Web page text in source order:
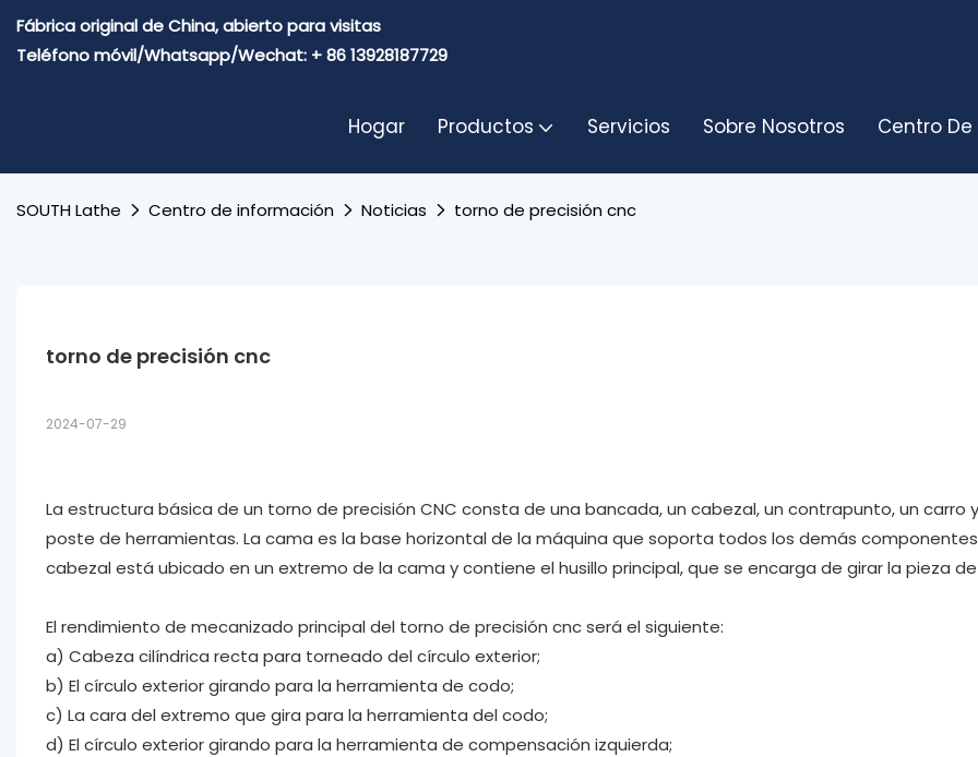
Fábrica original de China, abierto para visitas
Teléfono móvil/Whatsapp/Wechat: + 86 13928187729
Hogar Productos Servicios Sobre Nosotros Centro
SOUTH Lathe Centro de información Noticias torno de precisión cnc
torno de precisión cnc
2024-07-29
La estructura básica de un torno de precisión CNC consta de una bancada, un cabezal, un contrapunto, un carro
poste de herramientas. La cama es la base horizontal de la máquina que soporta todos los demás
cabezal está ubicado en un extremo de la cama y contiene el husillo principal, que se encarga de girar la pieza
El rendimiento de mecanizado principal del torno de precisión cnc será el siguiente:
a) Cabeza cilíndrica recta para torneado del círculo exterior;
b) El círculo exterior girando para la herramienta de codo;
c) La cara del extremo que gira para la herramienta del codo;
d) El círculo exterior girando para la herramienta de compensación izquierda;